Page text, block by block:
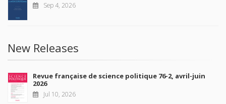
Sep 4, 2026
New Releases
Revue française de science politique 76-2, avril-juin
2026
Jul 10, 2026